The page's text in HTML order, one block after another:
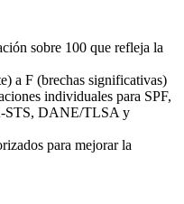
sobre 100 que refleja la
a F (brechas significativas)
individuales para SPF,
DANE/TLSA y
para mejorar la